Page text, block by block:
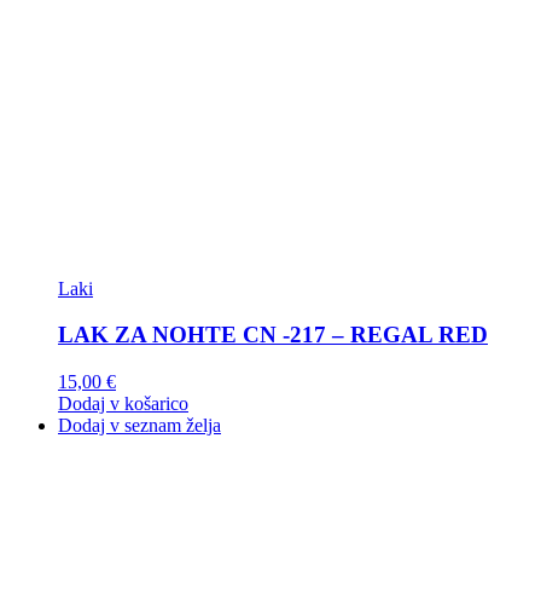
Laki
LAK ZA NOHTE CN -217 – REGAL RED
15,00 €
Dodaj v košarico
Dodaj v seznam želja